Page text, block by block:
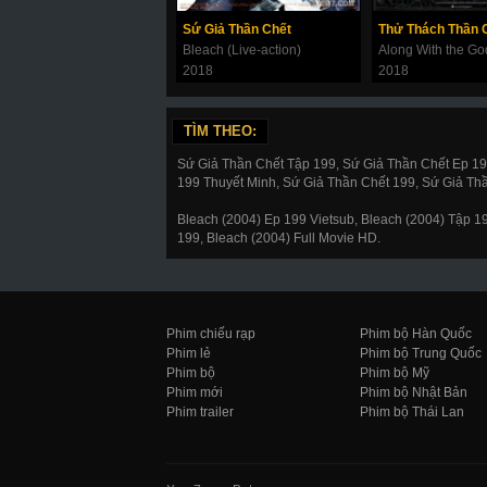
Sứ Giả Thần Chết
Bleach (Live-action)
2018
2018
TÌM THEO:
Sứ Giả Thần Chết Tập 199, Sứ Giả Thần Chết Ep
199 Thuyết Minh, Sứ Giả Thần Chết 199, Sứ Giả
Bleach (2004) Ep 199 Vietsub, Bleach (2004) Tập
199, Bleach (2004) Full Movie HD.
Phim chiếu rạp
Phim lẻ
Phim bộ
Phim mới
Phim trailer
Phim bộ Hàn Quốc
Phim bộ Trung Quốc
Phim bộ Mỹ
Phim bộ Nhật Bản
Phim bộ Thái Lan